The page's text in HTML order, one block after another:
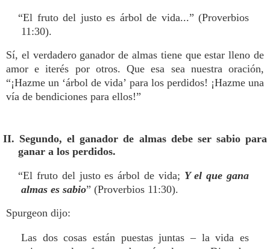
“El fruto del justo es árbol de vida...” (Proverbios
11:30).
Sí, el verdadero ganador de almas tiene que estar lleno de
amor e iterés por otros. Que esa sea nuestra oración,
“¡Hazme un ‘árbol de vida’ para los perdidos! ¡Hazme una
vía de bendiciones para ellos!”
II. Segundo, el ganador de almas debe ser sabio para
ganar a los perdidos.
“El fruto del justo es árbol de vida; Y el que gana
almas es sabio” (Proverbios 11:30).
Spurgeon dijo:
Las dos cosas están puestas juntas – la vida es